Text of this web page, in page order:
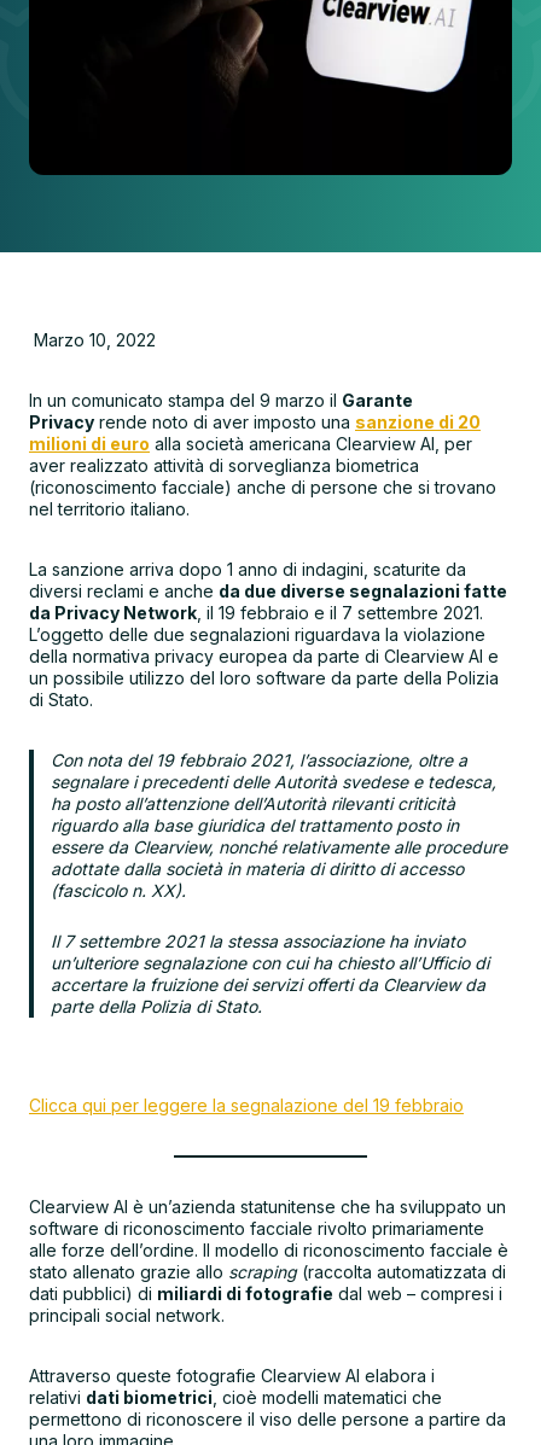
Marzo 10, 2022
In un comunicato stampa del 9 marzo il Garante
Privacy rende noto di aver imposto una sanzione di 20
milioni di euro alla società americana Clearview AI, per
aver realizzato attività di sorveglianza biometrica
(riconoscimento facciale) anche di persone che si trovano
nel territorio italiano.
La sanzione arriva dopo 1 anno di indagini, scaturite da
diversi reclami e anche da due diverse segnalazioni fatte
da Privacy Network , il 19 febbraio e il 7 settembre 2021.
L’oggetto delle due segnalazioni riguardava la violazione
della normativa privacy europea da parte di Clearview AI e
un possibile utilizzo del loro software da parte della Polizia
di Stato.
Con nota del 19 febbraio 2021, l’associazione, oltre a
segnalare i precedenti delle Autorità svedese e tedesca,
ha posto all’attenzione dell’Autorità rilevanti criticità
riguardo alla base giuridica del trattamento posto in
essere da Clearview, nonché relativamente alle procedure
adottate dalla società in materia di diritto di accesso
(fascicolo n. XX).
Il 7 settembre 2021 la stessa associazione ha inviato
un’ulteriore segnalazione con cui ha chiesto all’Ufficio di
accertare la fruizione dei servizi offerti da Clearview da
parte della Polizia di Stato.
Clicca qui per leggere la segnalazione del 19 febbraio
Clearview AI è un’azienda statunitense che ha sviluppato un
software di riconoscimento facciale rivolto primariamente
alle forze dell’ordine. Il modello di riconoscimento facciale è
stato allenato grazie allo scraping(raccolta automatizzata di
dati pubblici) di miliardi di fotografie dal web – compresi i
principali social network.
Attraverso queste fotografie Clearview AI elabora i
relativi dati biometrici , cioè modelli matematici che
permettono di riconoscere il viso delle persone a partire da
una loro immagine.